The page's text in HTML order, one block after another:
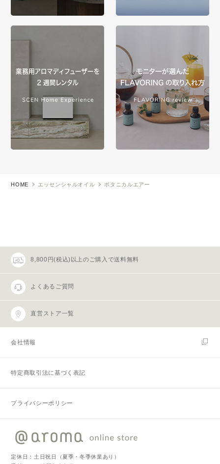
HOME エッセンシャルオイル ボタニカルエアー
8,800円(税込)以上のご購入で送料無料
よくあるご質問
直営ストア一覧
会社情報
特定商取引法に基づく表記
プライバシーポリシー
定休日：土日祝日（夏季・冬季休業あり）